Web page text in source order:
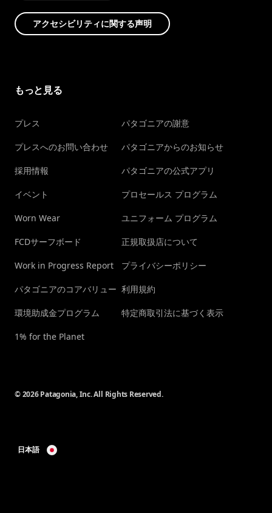
アクセシビリティに関する声明
もっと見る
プレス
プレスへのお問い合わせ
採用情報
イベント
Worn Wear
FCDサーフボード
Work in Progress Report
パタゴニアのコアバリュー
環境助成金プログラム
1% for the Planet
パタゴニアの謝意
パタゴニアからのお知らせ
パタゴニアの公式アプリ
プロセールス プログラム
ユニフォーム プログラム
正規取扱店について
プライバシーポリシー
利用規約
特定商取引法に基づく表示
© 2026 Patagonia, Inc. All Rights Reserved.
日本語